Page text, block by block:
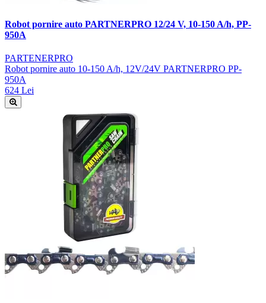
Robot pornire auto PARTNERPRO 12/24 V, 10-150 A/h, PP-
950A
PARTENERPRO
Robot pornire auto 10-150 A/h, 12V/24V PARTNERPRO PP-
950A
624 Lei